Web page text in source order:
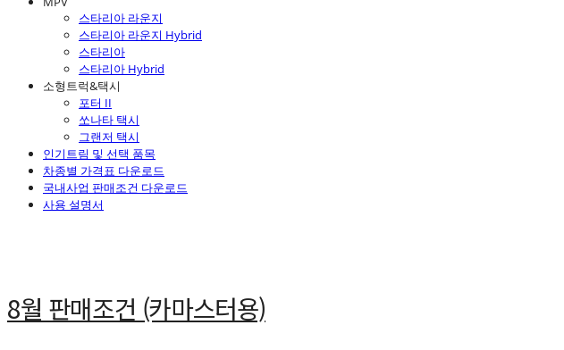
스타리아 라운지
스타리아 라운지 Hybrid
스타리아
스타리아 Hybrid
소형트럭&택시
포터 II
쏘나타 택시
그랜저 택시
인기트림 및 선택 품목
차종별 가격표 다운로드
국내사업 판매조건 다운로드
사용 설명서
8월 판매조건 (카마스터용)